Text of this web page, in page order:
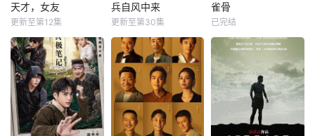
天才，女友
更新至第12集
兵自风中来
更新至第30集
雀骨
已完结